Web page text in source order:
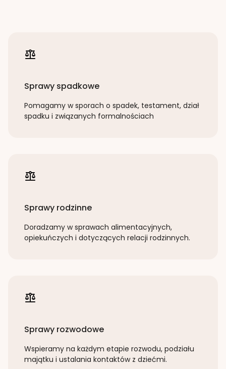
Sprawy spadkowe
Pomagamy w sporach o spadek, testament, dział
spadku i związanych formalnościach
Sprawy rodzinne
Doradzamy w sprawach alimentacyjnych,
opiekuńczych i dotyczących relacji rodzinnych.
Sprawy rozwodowe
Wspieramy na każdym etapie rozwodu, podziału
majątku i ustalania kontaktów z dziećmi.